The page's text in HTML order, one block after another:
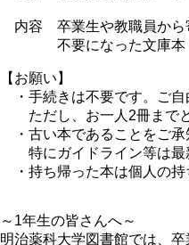
内容 卒業生や教職員から
不要になった文庫本・
【お願い】
・手続きは不要です。ご自
ただし、お一人2冊までと
・古い本であることをご承
特にガイドライン等は最
・持ち帰った本は個人の持
～1年生の皆さんへ～
明治薬科大学図書館では、